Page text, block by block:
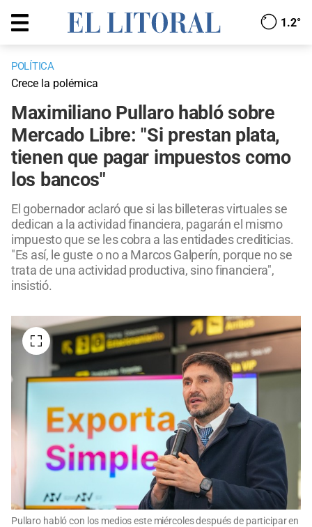
1.2°
POLÍTICA
Crece la polémica
Maximiliano Pullaro habló sobre
Mercado Libre: "Si prestan plata,
tienen que pagar impuestos como
los bancos"
El gobernador aclaró que si las billeteras virtuales se
dedican a la actividad financiera, pagarán el mismo
impuesto que se les cobra a las entidades crediticias.
"Es así, le guste o no a Marcos Galperín, porque no se
trata de una actividad productiva, sino financiera",
insistió.
Pullaro habló con los medios este miércoles después de participar en